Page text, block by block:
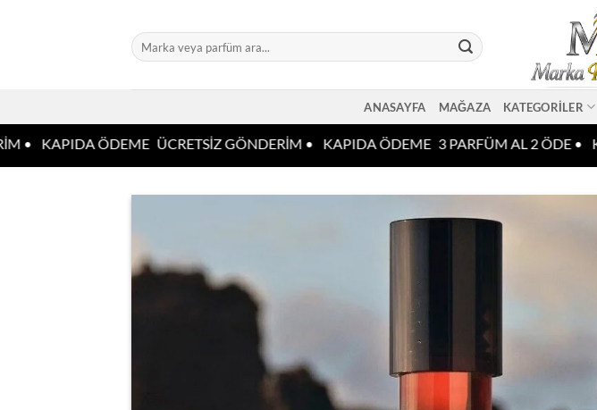
Ara:
ANASAYFA MAĞAZA KATEGORILER
• KAPIDA ÖDEME ÜCRETSİZ GÖNDERİM • KAPIDA ÖDEME 3 PARFÜM AL 2 ÖDE •